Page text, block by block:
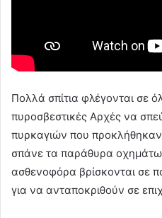
Πολλά σπίτια φλέγονται σε
πυροσβεστικές Αρχές να
πυρκαγιών που
σπάνε τα παράθυρα
ασθενοφόρα βρίσκονται σε
για να ανταποκριθούν σε